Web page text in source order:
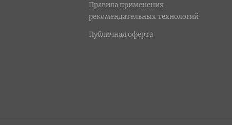
Правила применения
рекомендательных технологий
Публичная оферта